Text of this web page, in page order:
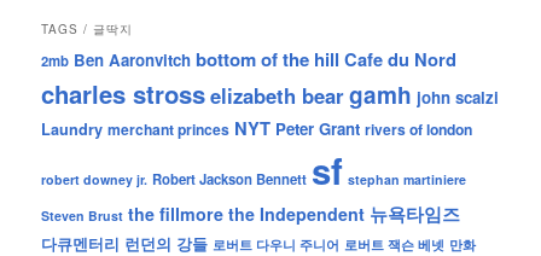
TAGS / 글딱지
2mb Ben Aaronvitch bottom of the hill Cafe du Nord
charles strosselizabeth beargamh john scalzi
Laundry merchant princes NYT Peter Grant rivers of london
robert downey jr. Robert Jackson Bennett sf stephan martiniere
Steven Brust the fillmore the Independent 뉴욕타임즈
다큐멘터리 런던의 강들 로버트 다우니 주니어 로버트 잭슨 베넷 만화